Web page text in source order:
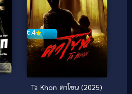
6.4
Ta Khon ตาโขน (2025)